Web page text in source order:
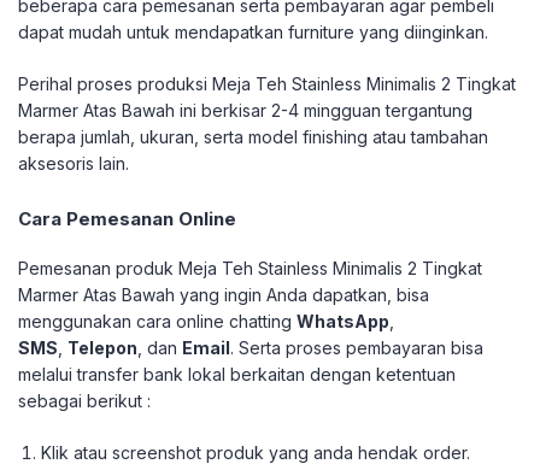
beberapa cara pemesanan serta pembayaran agar pembeli
dapat mudah untuk mendapatkan furniture yang diinginkan.
Perihal proses produksi Meja Teh Stainless Minimalis 2 Tingkat
Marmer Atas Bawah ini berkisar 2-4 mingguan tergantung
berapa jumlah, ukuran, serta model finishing atau tambahan
aksesoris lain.
Cara Pemesanan Online
Pemesanan produk Meja Teh Stainless Minimalis 2 Tingkat
Marmer Atas Bawah yang ingin Anda dapatkan, bisa
menggunakan cara online chatting WhatsApp
SMS Telepon , dan Email. Serta proses pembayaran bisa
melalui transfer bank lokal berkaitan dengan ketentuan
sebagai berikut :
Klik atau screenshot produk yang anda hendak order.